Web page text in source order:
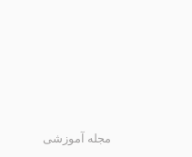
مجله آموزشی